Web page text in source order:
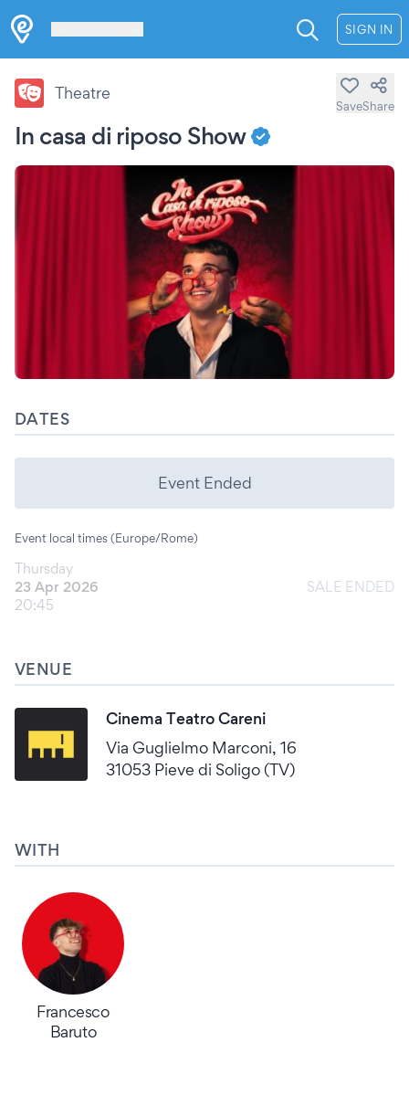
SIGN IN
In casa di riposo Show
Theatre
SaveShare
DATES
Event Ended
Event local times (Europe/Rome)
Thursday
23 Apr 2026
20:45
SALE ENDED
VENUE
Cinema Teatro Careni
Via Guglielmo Marconi, 16
31053 Pieve di Soligo (TV)
WITH
Francesco
Baruto